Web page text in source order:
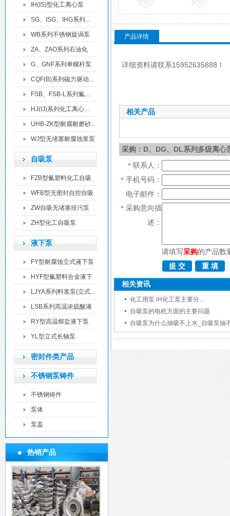
化...
IH(IS)型化工离心泵
SG、ISG、IHG系列...
WB系列不锈钢旋涡泵
ZA、ZAO系列石油化
工...
G、GNF系列单螺杆泵
CQF(B)系列磁力驱动...
FSB、FSB-L系列氟...
HJ(IJ)系列化工离心...
UHB-ZK型耐腐耐磨砂...
WJ型无堵塞耐腐蚀浆泵
自吸泵
FZB型氟塑料化工自吸
泵
WFB型无密封自控自吸
泵
ZW自吸无堵塞排污泵
ZH型化工自吸泵
液下泵
FY型耐腐蚀立式液下泵
HYF型氟塑料合金液下
泵
LJYA系列料浆泵(立式...
LSB系列高温浓硫酸液
下...
RY型高温熔盐液下泵
YL型立式长轴泵
密封件类产品
不锈钢泵铸件
不锈钢铸件
泵体
泵盖
热销产品
产品详情
详细资料请联系15952635888！
相关产品
采购：D、DG、DL系列多级离心
* 联系人：
* 手机号码：
电子邮件：
* 采购意向描
述：
请填写采购的产品数
相关资讯
化工用泵 iH化工泵主要分...
自吸泵的电机方面的主要问题
自吸泵为什么抽吸不上水_自吸泵抽